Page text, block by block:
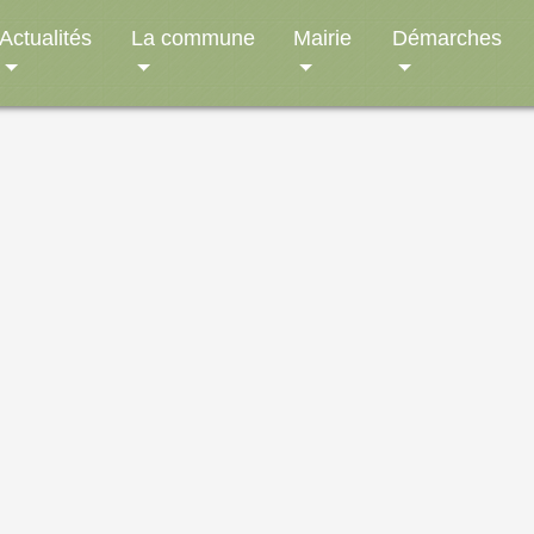
Actualités La commune Mairie Démarches